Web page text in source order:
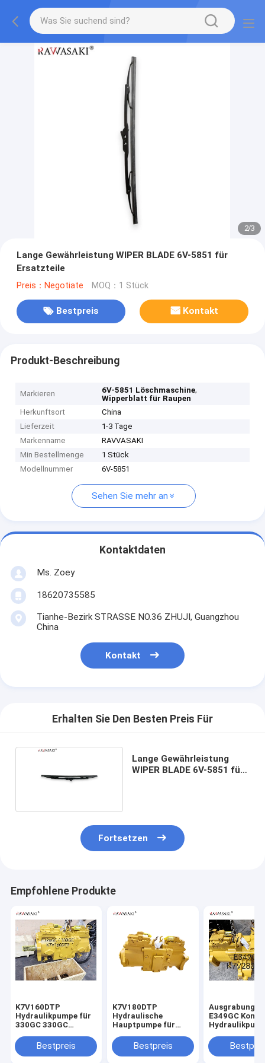
2/3
Lange Gewährleistung WIPER BLADE 6V-5851 für
Ersatzteile
Preis：Negotiate MOQ：1 Stück
Bestpreis Kontakt
Produkt-Beschreibung
Markieren 6V-5851 Löschmaschine,
Wipperblatt für Raupen
Herkunftsort
China
Lieferzeit
1-3 Tage
Markenname
RAVVASAKI
Min Bestellmenge
1 Stück
Modellnummer
6V-5851
Sehen Sie mehr an
Kontaktdaten
Ms. Zoey
18620735585
Tianhe-Bezirk STRASSE NO.36 ZHUJI, Guangzhou
China
Kontakt
Erhalten Sie Den Besten Preis Für
Lange Gewährleistung
WIPER BLADE 6V-5851 für
Fortsetzen
Empfohlene Produkte
K7V160DTP
Hydraulikpumpe für
330GC 330GC
Hauptpumpe
Bestpreis
K7V180DTP
Hydraulische
Hauptpumpe für
Bestpreis
E349GC